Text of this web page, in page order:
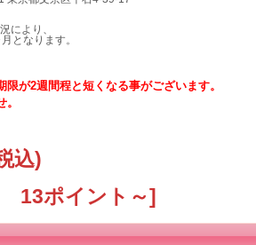
により、
となります。
が2週間程と短くなる事がございます。
込)
13ポイント～]